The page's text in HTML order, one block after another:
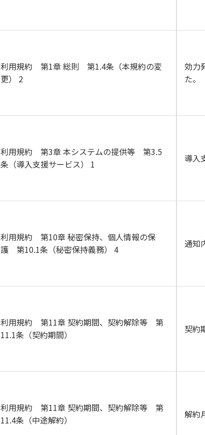
利用規約 第1章 総則 第1.4条（本規約の変
更） 2
効力
た。
利用規約 第3章 本システムの提供等 第3.5
条（導入支援サービス） 1
導入
利用規約 第10章 秘密保持、個人情報の保
護 第10.1条（秘密保持義務） 4
通知
利用規約 第11章 契約期間、契約解除等 第
11.1条（契約期間）
契約
利用規約 第11章 契約期間、契約解除等 第
11.4条（中途解約）
解約